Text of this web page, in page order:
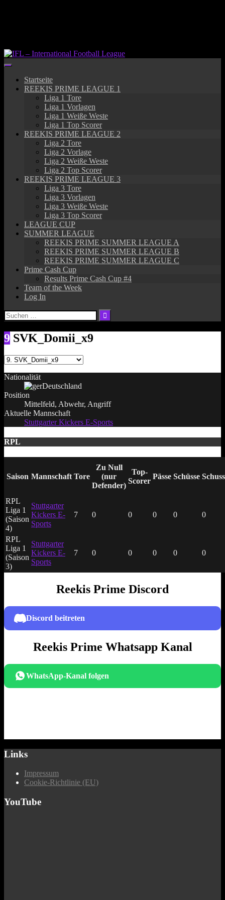
Startseite
REEKIS PRIME LEAGUE 1
Liga 1 Tore
Liga 1 Vorlagen
Liga 1 Weiße Weste
Liga 1 Top Scorer
REEKIS PRIME LEAGUE 2
Liga 2 Tore
Liga 2 Vorlage
Liga 2 Weiße Weste
Liga 2 Top Scorer
REEKIS PRIME LEAGUE 3
Liga 3 Tore
Liga 3 Vorlagen
Liga 3 Weiße Weste
Liga 3 Top Scorer
LEAGUE CUP
SUMMER LEAGUE
REEKIS PRIME SUMMER LEAGUE A
REEKIS PRIME SUMMER LEAGUE B
REEKIS PRIME SUMMER LEAGUE C
Prime Cash Cup
Results Prime Cash Cup #4
Team of the Week
Log In
Suchen
nach:
9 SVK_Domii_x9
Nationalität
Deutschland
Position
Mittelfeld, Abwehr, Angriff
Aktuelle Mannschaft
Stuttgarter Kickers E-Sports
RPL
Saison Mannschaft Tore
Zu Null
(nur
Defender)
Top-
Scorer
Pässe Schüsse
RPL
Liga 1
(Saison
4)
Stuttgarter
Kickers E-
Sports
7 0 0 0 0 0
RPL
Liga 1
(Saison
3)
Stuttgarter
Kickers E-
Sports
7 0 0 0 0 0
Reekis Prime Discord
Discord beitreten
Reekis Prime Whatsapp Kanal
WhatsApp-Kanal folgen
Links
Impressum
Cookie-Richtlinie (EU)
YouTube